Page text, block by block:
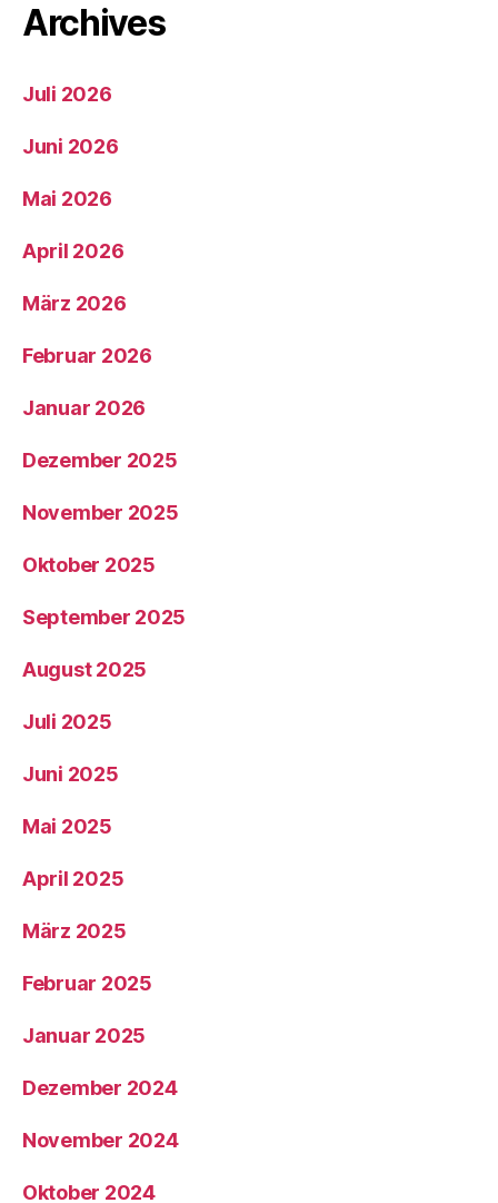
Archives
Juli 2026
Juni 2026
Mai 2026
April 2026
März 2026
Februar 2026
Januar 2026
Dezember 2025
November 2025
Oktober 2025
September 2025
August 2025
Juli 2025
Juni 2025
Mai 2025
April 2025
März 2025
Februar 2025
Januar 2025
Dezember 2024
November 2024
Oktober 2024